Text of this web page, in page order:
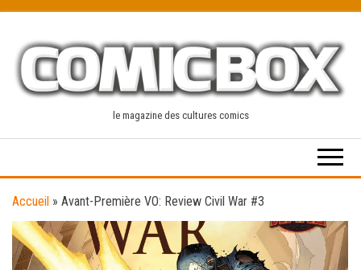
content
le magazine des cultures comics
Accueil » Avant-Première VO: Review Civil War #3